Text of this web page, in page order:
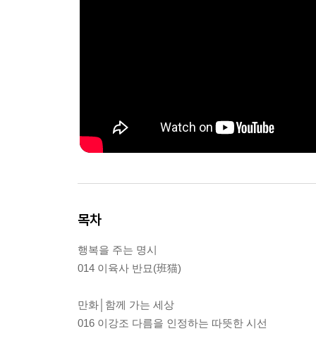
목차
행복을 주는 명시
014 이육사 반묘(班猫)
만화│함께 가는 세상
016 이강조 다름을 인정하는 따뜻한 시선